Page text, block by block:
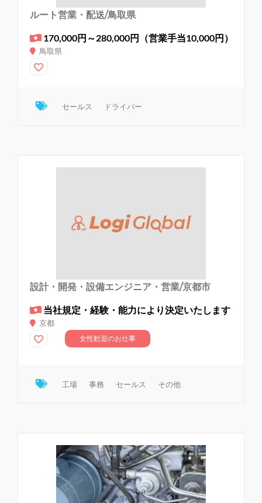
ルート営業・配送/鳥取県
170,000円～280,000円（営業手当10,000円）
鳥取県
セールス ドライバー
設計・開発・設備エンジニア・営業/京都市
当社規定・経験・能力により決定いたします
京都
女性歓迎のお仕事
工場 事務 セールス その他